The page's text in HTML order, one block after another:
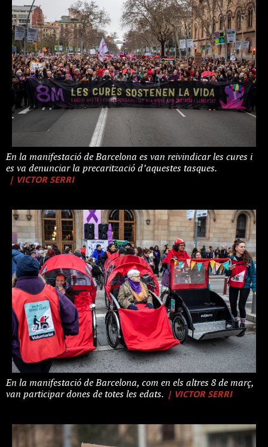
En la manifestació de Barcelona es van reivindicar les cures i
es va denunciar la precarització d’aquestes tasques.
| VICTOR SERRI
En la manifestació de Barcelona, com en els altres 8 de març,
van participar dones de totes les edats. | VICTOR SERRI